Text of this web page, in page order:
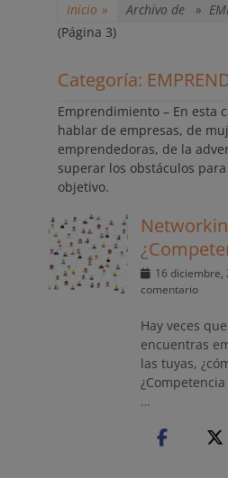
Inicio » Archivo de »
(Página 3)
Categoría:
Emprendimiento – En esta
hablar de empresas, de
emprendedoras, de la
superar los obstáculos
objetivo.
Publicado
el
16 diciembre,
comentario
Hay veces
encuentras
las tuyas,
…